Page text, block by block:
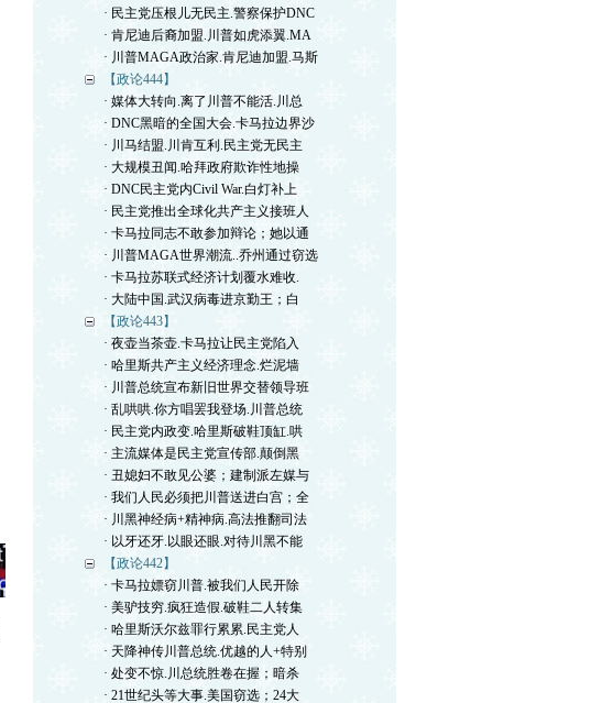
· 民主党压根儿无民主.警察保护DNC
· 肯尼迪后裔加盟.川普如虎添翼.MA
· 川普MAGA政治家.肯尼迪加盟.马斯
【政论444】
· 媒体大转向.离了川普不能活.川总
· DNC黑暗的全国大会.卡马拉边界沙
· 川马结盟.川肯互利.民主党无民主
· 大规模丑闻.哈拜政府欺诈性地操
· DNC民主党内Civil War.白灯补上
· 民主党推出全球化共产主义接班人
· 卡马拉同志不敢参加辩论；她以通
· 川普MAGA世界潮流..乔州通过窃选
· 卡马拉苏联式经济计划覆水难收.
· 大陆中国.武汉病毒进京勤王；白
【政论443】
· 夜壶当茶壶.卡马拉让民主党陷入
· 哈里斯共产主义经济理念.烂泥墙
· 川普总统宣布新旧世界交替领导班
· 乱哄哄.你方唱罢我登场.川普总统
· 民主党内政变.哈里斯破鞋顶缸.哄
· 主流媒体是民主党宣传部.颠倒黑
· 丑媳妇不敢见公婆；建制派左媒与
· 我们人民必须把川普送进白宫；全
· 川黑神经病+精神病.高法推翻司法
· 以牙还牙.以眼还眼.对待川黑不能
【政论442】
· 卡马拉嫖窃川普.被我们人民开除
· 美驴技穷.疯狂造假.破鞋二人转集
· 哈里斯沃尔兹罪行累累.民主党人
· 天降神传川普总统.优越的人+特别
· 处变不惊.川总统胜卷在握；暗杀
· 21世纪头等大事.美国窃选；24大